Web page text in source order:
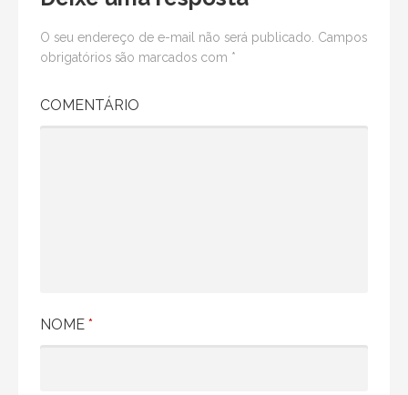
O seu endereço de e-mail não será publicado. Campos
obrigatórios são marcados com *
COMENTÁRIO
NOME *